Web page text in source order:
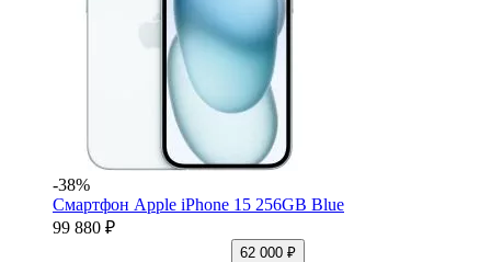
-38%
Смартфон Apple iPhone 15 256GB Blue
99 880 ₽
62 000 ₽